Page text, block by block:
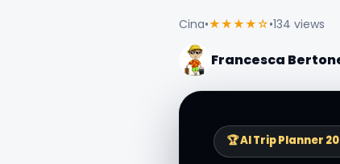
Cina•★★★★☆•134 views
Francesca
🏆 AI Trip Planner